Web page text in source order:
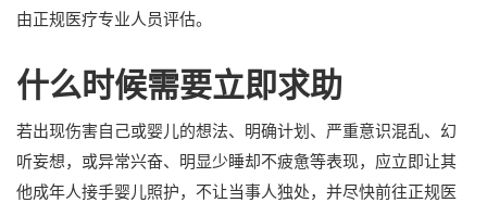
由正规医疗专业人员评估。
什么时候需要立即求助
若出现伤害自己或婴儿的想法、明确计划、严重意识混乱、幻
听妄想，或异常兴奋、明显少睡却不疲惫等表现，应立即让其
他成年人接手婴儿照护，不让当事人独处，并尽快前往正规医